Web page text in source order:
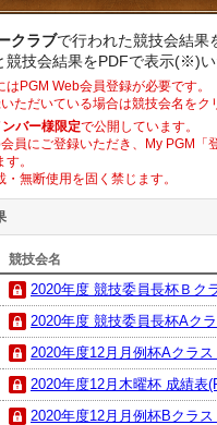
クラブで行われた競技会結果
技会結果をPDFで表示(※)い
PGM Web会員登録が必要です。
ただいている場合は競技会名をク
ンバー様限定で公開しています。
員にご登録いただき、My PGM「
。
無断使用を固く禁じます。
競技会名
2020年度 競技委員長杯Ｂク
2020年度 競技委員長杯Aク
2020年度12月月例杯Aクラ
2020年度12月木曜杯 成績表
2020年度12月月例杯Bクラ